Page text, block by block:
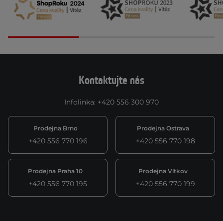
Kontaktujte nás
Infolinka: +420 556 300 970
Prodejna Brno
+420 556 770 196
Prodejna Ostrava
+420 556 770 198
Prodejna Praha 10
+420 556 770 195
Prodejna Vítkov
+420 556 770 199